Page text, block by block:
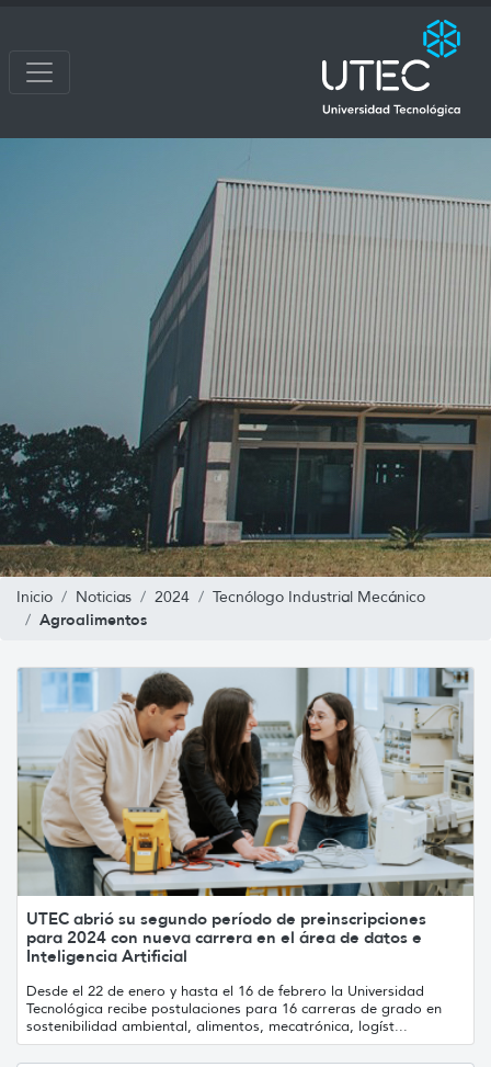
Inicio Noticias 2024 Tecnólogo Industrial Mecánico
Agroalimentos
UTEC abrió su segundo período de preinscripciones
para 2024 con nueva carrera en el área de datos e
Inteligencia Artificial
Desde el 22 de enero y hasta el 16 de febrero la Universidad
Tecnológica recibe postulaciones para 16 carreras de grado en
sostenibilidad ambiental, alimentos, mecatrónica, logíst...